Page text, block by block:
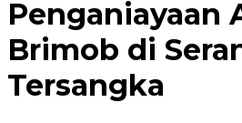
Penganiayaan
Brimob di
Tersangka